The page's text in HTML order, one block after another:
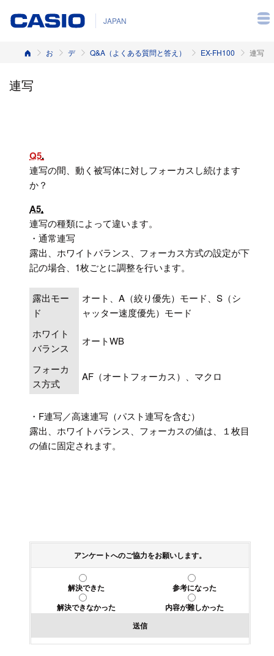
JAPAN
ホーム お客様サポート デジタルカメラ Q&A（よくある質問と答え） EX-FH100 連写
連写
Q5
連写の間、動く被写体に対しフォーカスし続けます
か？
A5
連写の種類によって違います。
・通常連写
露出、ホワイトバランス、フォーカス方式の設定が下
記の場合、1枚ごとに調整を行います。
露出モー
ド
オート、A（絞り優先）モード、S（シ
ャッター速度優先）モード
ホワイト
バランス
オートWB
フォーカ
ス方式
AF（オートフォーカス）、マクロ
・F連写／高速連写（パスト連写を含む）
露出、ホワイトバランス、フォーカスの値は、１枚目
の値に固定されます。
アンケートへのご協力をお願いします。
解決できた
参考になった
解決できなかった
内容が難しかった
送信